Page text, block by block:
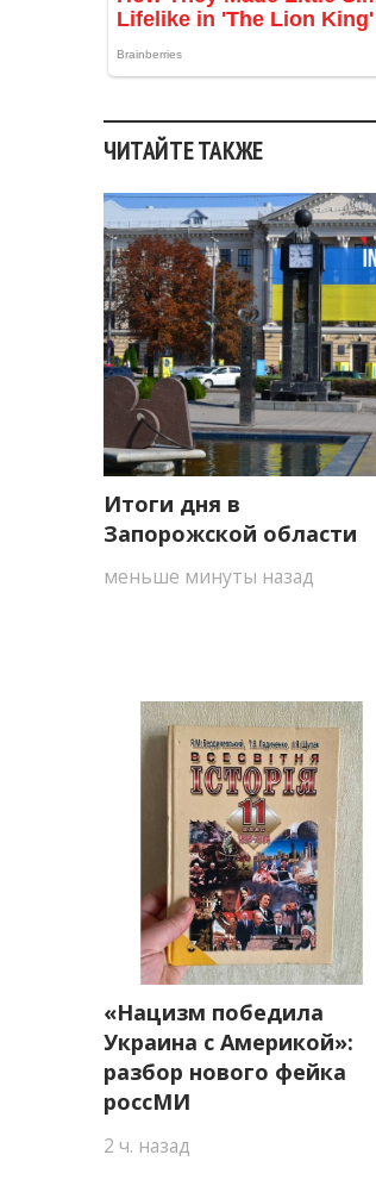
ЧИТАЙТЕ ТАКЖЕ
Итоги дня в
Запорожской области
меньше минуты назад
«Нацизм победила
Украина с Америкой»:
разбор нового фейка
россМИ
2 ч. назад